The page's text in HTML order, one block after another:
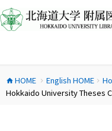
ン
テ
ス
キ
home HOME chevron_right English HOMEchevron_right
Hokkaido University Theses